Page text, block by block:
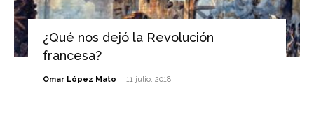
¿Qué nos dejó la Revolución
francesa?
Omar López Mato - 11 julio, 2018